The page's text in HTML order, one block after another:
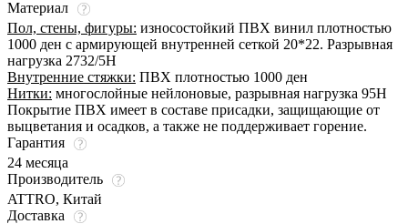
Материал
Пол, стены, фигуры: износостойкий ПВХ винил плотностью
1000 ден с армирующей внутренней сеткой 20*22. Разрывная
нагрузка 2732/5Н
Внутренние стяжки: ПВХ плотностью 1000 ден
Нитки: многослойные нейлоновые, разрывная нагрузка 95Н
Покрытие ПВХ имеет в составе присадки, защищающие от
выцветания и осадков, а также не поддерживает горение.
Гарантия
24 месяца
Производитель
ATTRO, Китай
Доставка